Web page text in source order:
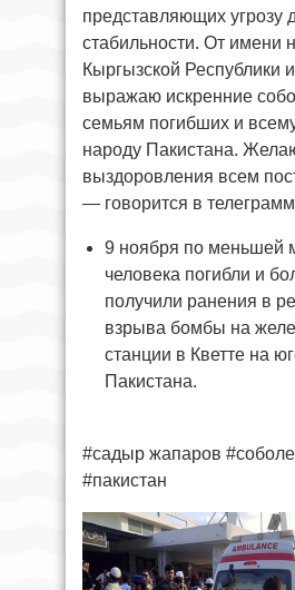
представляющих угрозу
стабильности. От имени
Кыргызской Республики
выражаю искренние
семьям погибших и
народу Пакистана.
выздоровления всем
— говорится в
9 ноября по меньшей
человека погибли и
получили ранения в
взрыва бомбы на
станции в Кветте на
Пакистана.
#садыр жапаров
#пакистан